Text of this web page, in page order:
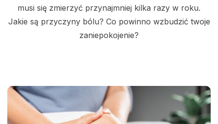
musi się zmierzyć przynajmniej kilka razy w roku.
Jakie są przyczyny bólu? Co powinno wzbudzić twoje
zaniepokojenie?